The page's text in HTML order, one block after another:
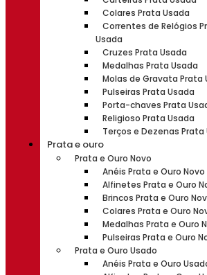
Colares Prata Usada
Correntes de Relógios
Usada
Cruzes Prata Usada
Medalhas Prata Usada
Molas de Gravata Prata
Pulseiras Prata Usada
Porta-chaves Prata
Religioso Prata Usada
Terços e Dezenas Prata
Prata e ouro
Prata e Ouro Novo
Anéis Prata e Ouro Novo
Alfinetes Prata e Ouro
Brincos Prata e Ouro
Colares Prata e Ouro
Medalhas Prata e Ouro
Pulseiras Prata e Ouro
Prata e Ouro Usado
Anéis Prata e Ouro